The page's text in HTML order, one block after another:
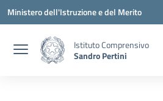
Vai ai contenuti
Vai al menu di navigazione
Vai al footer
Ministero dell'Istruzione e del Merito
Istituto Comprensivo
Sandro Pertini